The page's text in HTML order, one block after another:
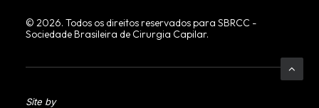
© 2026. Todos os direitos reservados para SBRCC -
Sociedade Brasileira de Cirurgia Capilar.
Site by